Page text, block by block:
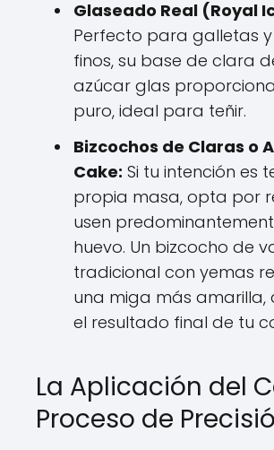
Glaseado Real (Royal
Perfecto para galletas
finos, su base de clara
azúcar glas
puro, ideal para teñir.
Bizcochos de Claras o
Cake: Si tu intención es
propia masa, opta por
usen
huevo. Un bizcocho de
tradicional con yemas
una miga más amarilla,
el resultado final de tu
La Aplicación del
Proceso de